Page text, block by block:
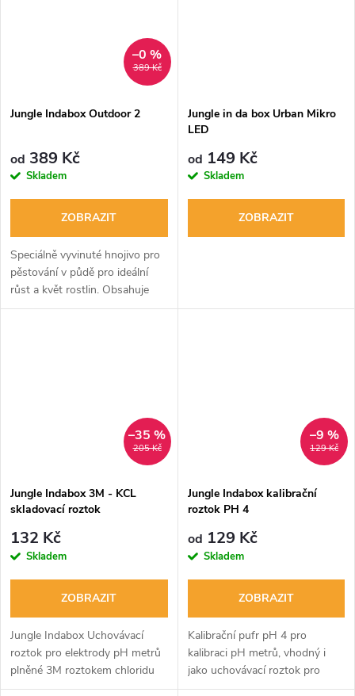
389 Kč
–0 %
Jungle Indabox Outdoor 2
od 389 Kč
Skladem
ZOBRAZIT
Speciálně vyvinuté hnojivo pro
pěstování v půdě pro ideální
růst a květ rostlin. Obsahuje
přírodní látky pro regeneraci
Jungle in da box Urban Mikro
LED
od 149 Kč
Skladem
ZOBRAZIT
205 Kč
–35 %
Jungle Indabox 3M - KCL
skladovací roztok
132 Kč
Skladem
ZOBRAZIT
Jungle Indabox Uchovávací
roztok pro elektrody pH metrů
plněné 3M roztokem chloridu
draselného. Určeno pro
129 Kč
–9 %
Jungle Indabox kalibrační
roztok PH 4
od 129 Kč
Skladem
ZOBRAZIT
Kalibrační pufr pH 4 pro
kalibraci pH metrů, vhodný i
jako uchovávací roztok pro
některé typy pH elektrod.